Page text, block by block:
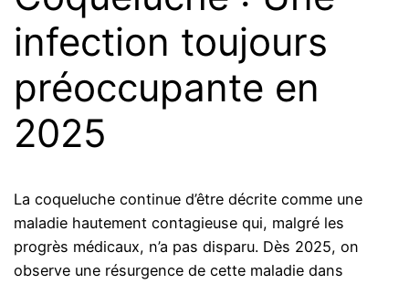
infection toujours
préoccupante en
2025
La coqueluche continue d’être décrite comme une
maladie hautement contagieuse qui, malgré les
progrès médicaux, n’a pas disparu. Dès 2025, on
observe une résurgence de cette maladie dans